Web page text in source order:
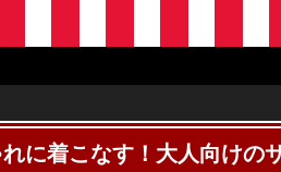
に着こなす！大人向けの